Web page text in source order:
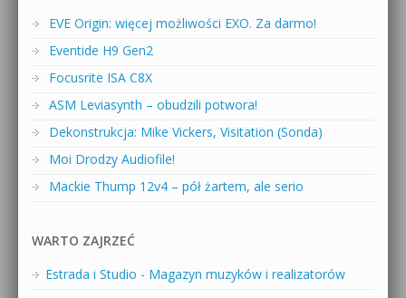
EVE Origin: więcej możliwości EXO. Za darmo!
Eventide H9 Gen2
Focusrite ISA C8X
ASM Leviasynth – obudzili potwora!
Dekonstrukcja: Mike Vickers, Visitation (Sonda)
Moi Drodzy Audiofile!
Mackie Thump 12v4 – pół żartem, ale serio
WARTO ZAJRZEĆ
Estrada i Studio - Magazyn muzyków i realizatorów